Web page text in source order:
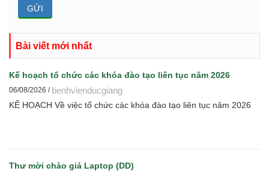
Bài viết mới nhất
Kế hoạch tổ chức các khóa đào tạo liên tục năm 2026
06/08/2026 / benhvienducgiang
KẾ HOẠCH Về việc tổ chức các khóa đào tạo liên tục năm 2026
Thư mời chào giá Laptop (DD)